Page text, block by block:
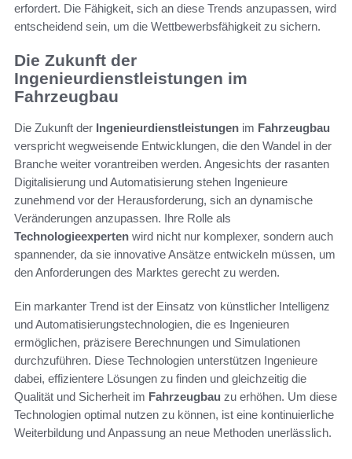
erfordert. Die Fähigkeit, sich an diese Trends anzupassen, wird
entscheidend sein, um die Wettbewerbsfähigkeit zu sichern.
Die Zukunft der
Ingenieurdienstleistungen im
Fahrzeugbau
Die Zukunft der Ingenieurdienstleistungen im Fahrzeugbau
verspricht wegweisende Entwicklungen, die den Wandel in der
Branche weiter vorantreiben werden. Angesichts der rasanten
Digitalisierung und Automatisierung stehen Ingenieure
zunehmend vor der Herausforderung, sich an dynamische
Veränderungen anzupassen. Ihre Rolle als
Technologieexperten wird nicht nur komplexer, sondern auch
spannender, da sie innovative Ansätze entwickeln müssen, um
den Anforderungen des Marktes gerecht zu werden.
Ein markanter Trend ist der Einsatz von künstlicher Intelligenz
und Automatisierungstechnologien, die es Ingenieuren
ermöglichen, präzisere Berechnungen und Simulationen
durchzuführen. Diese Technologien unterstützen Ingenieure
dabei, effizientere Lösungen zu finden und gleichzeitig die
Qualität und Sicherheit im Fahrzeugbau zu erhöhen. Um diese
Technologien optimal nutzen zu können, ist eine kontinuierliche
Weiterbildung und Anpassung an neue Methoden unerlässlich.